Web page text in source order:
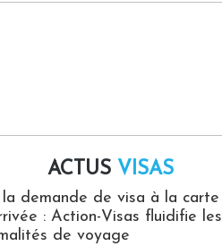
ACTUS VISAS
la demande de visa à la carte
: Action-Visas fluidifie les
de voyage